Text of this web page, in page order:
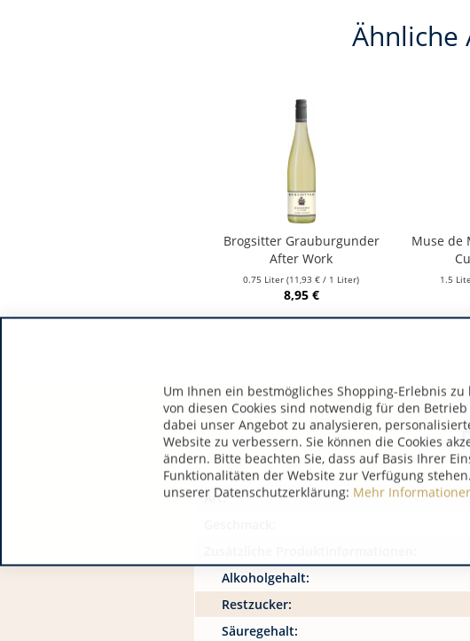
Ähnliche
Brogsitter Grauburgunder
After Work
0.75 Liter(11,93 € / 1 Liter)
8,95 €
Muse de
1.5
Art:
Alkoholgehalt:
Restzucker:
Säuregehalt:
Um Ihnen ein bestmögliches Shopping-Erlebnis
von diesen Cookies sind notwendig für den
dabei unser Angebot zu analysieren,
Website zu verbessern. Sie können die Cookies
ändern. Bitte beachten Sie, dass auf Basis Ihrer
Funktionalitäten der Website zur Verfügung
unserer Datenschutzerklärung: Mehr